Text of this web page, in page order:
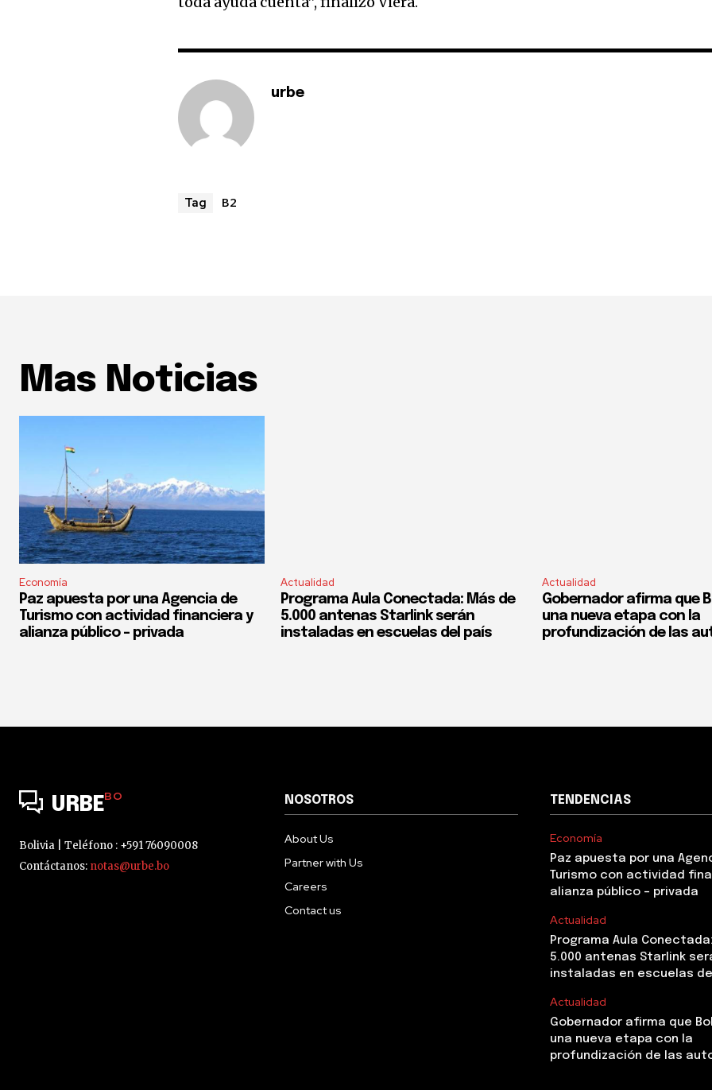
urbe
Tag B2
Mas Noticias
Economía
Paz apuesta por una Agencia de
Turismo con actividad financiera y
alianza público – privada
Actualidad
Programa Aula Conectada: Más de
5.000 antenas Starlink serán
instaladas en escuelas del país
Actualidad
Gobernador afirma que
una nueva etapa con la
profundización de las
URBEBO
Bolivia | Teléfono : +591 76090008
Contáctanos: notas@urbe.bo
NOSOTROS
About Us
Partner with Us
Careers
Contact us
TENDENCIAS
Economía
Paz apuesta por una
Turismo con actividad
alianza público – privada
Actualidad
Programa Aula
5.000 antenas Starlink
instaladas en escuelas
Actualidad
Gobernador afirma que
una nueva etapa con la
profundización de las